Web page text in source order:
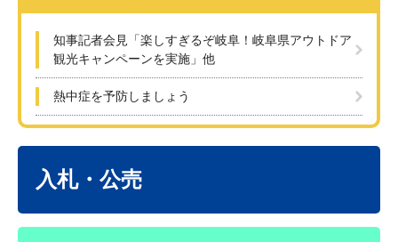
知事記者会見「楽しすぎるぞ岐阜！岐阜県アウトドア
観光キャンペーンを実施」他
熱中症を予防しましょう
入札・公売